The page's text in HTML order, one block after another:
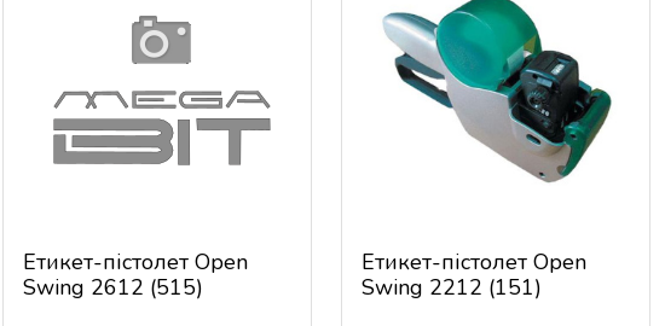
Етикет-пістолет Open
Swing 2612 (515)
Етикет-пістолет Open
Swing 2212 (151)